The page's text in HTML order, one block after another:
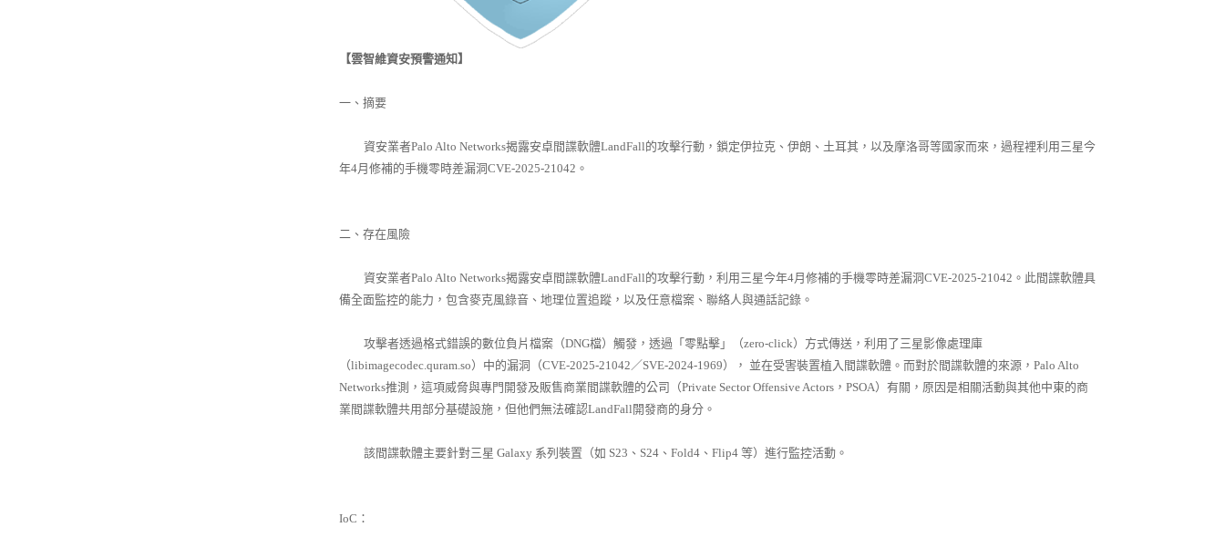
【雲智維資安預警通知】
一、摘要
資安業者Palo Alto Networks揭露安卓間諜軟體LandFall的攻擊行動，鎖定伊拉克、伊朗、土耳其，以及摩洛哥等國家而來，過程裡利用三星今
年4月修補的手機零時差漏洞CVE-2025-21042。
二、存在風險
資安業者Palo Alto Networks揭露安卓間諜軟體LandFall的攻擊行動，利用三星今年4月修補的手機零時差漏洞CVE-2025-21042。此間諜軟體具
備全面監控的能力，包含麥克風錄音、地理位置追蹤，以及任意檔案、聯絡人與通話記錄。
攻擊者透過格式錯誤的數位負片檔案（DNG檔）觸發，透過「零點擊」（zero-click）方式傳送，利用了三星影像處理庫
（libimagecodec.quram.so）中的漏洞（CVE-2025-21042／SVE-2024-1969）， 並在受害裝置植入間諜軟體。而對於間諜軟體的來源，Palo Alto
Networks推測，這項威脅與專門開發及販售商業間諜軟體的公司（Private Sector Offensive Actors，PSOA）有關，原因是相關活動與其他中東的商
業間諜軟體共用部分基礎設施，但他們無法確認LandFall開發商的身分。
該間諜軟體主要針對三星 Galaxy 系列裝置（如 S23、S24、Fold4、Flip4 等）進行監控活動。
IoC：